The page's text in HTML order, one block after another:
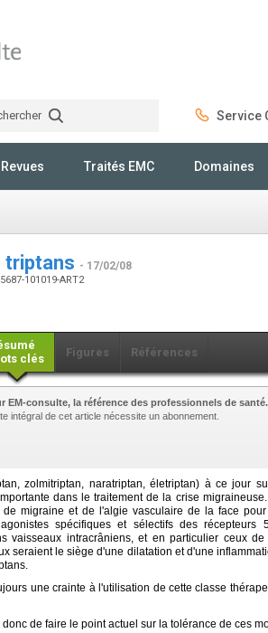
Service
Revues Traités EMC Domaines
triptans - 17/02/08
101019-ART2
clés
Figures Références
EM-consulte, la référence des professionnels de santé.
intégral de cet article nécessite un abonnement.
zolmitriptan, naratriptan, életriptan) à ce jour
dans le traitement de la crise
migraine et de l'algie vasculaire de la face
spécifiques et sélectifs des récepteurs
vaisseaux intracrâniens, et en particulier ceux
seraient le siège d'une dilatation et d'une
une crainte à l'utilisation de cette classe
de faire le point actuel sur la tolérance de ces